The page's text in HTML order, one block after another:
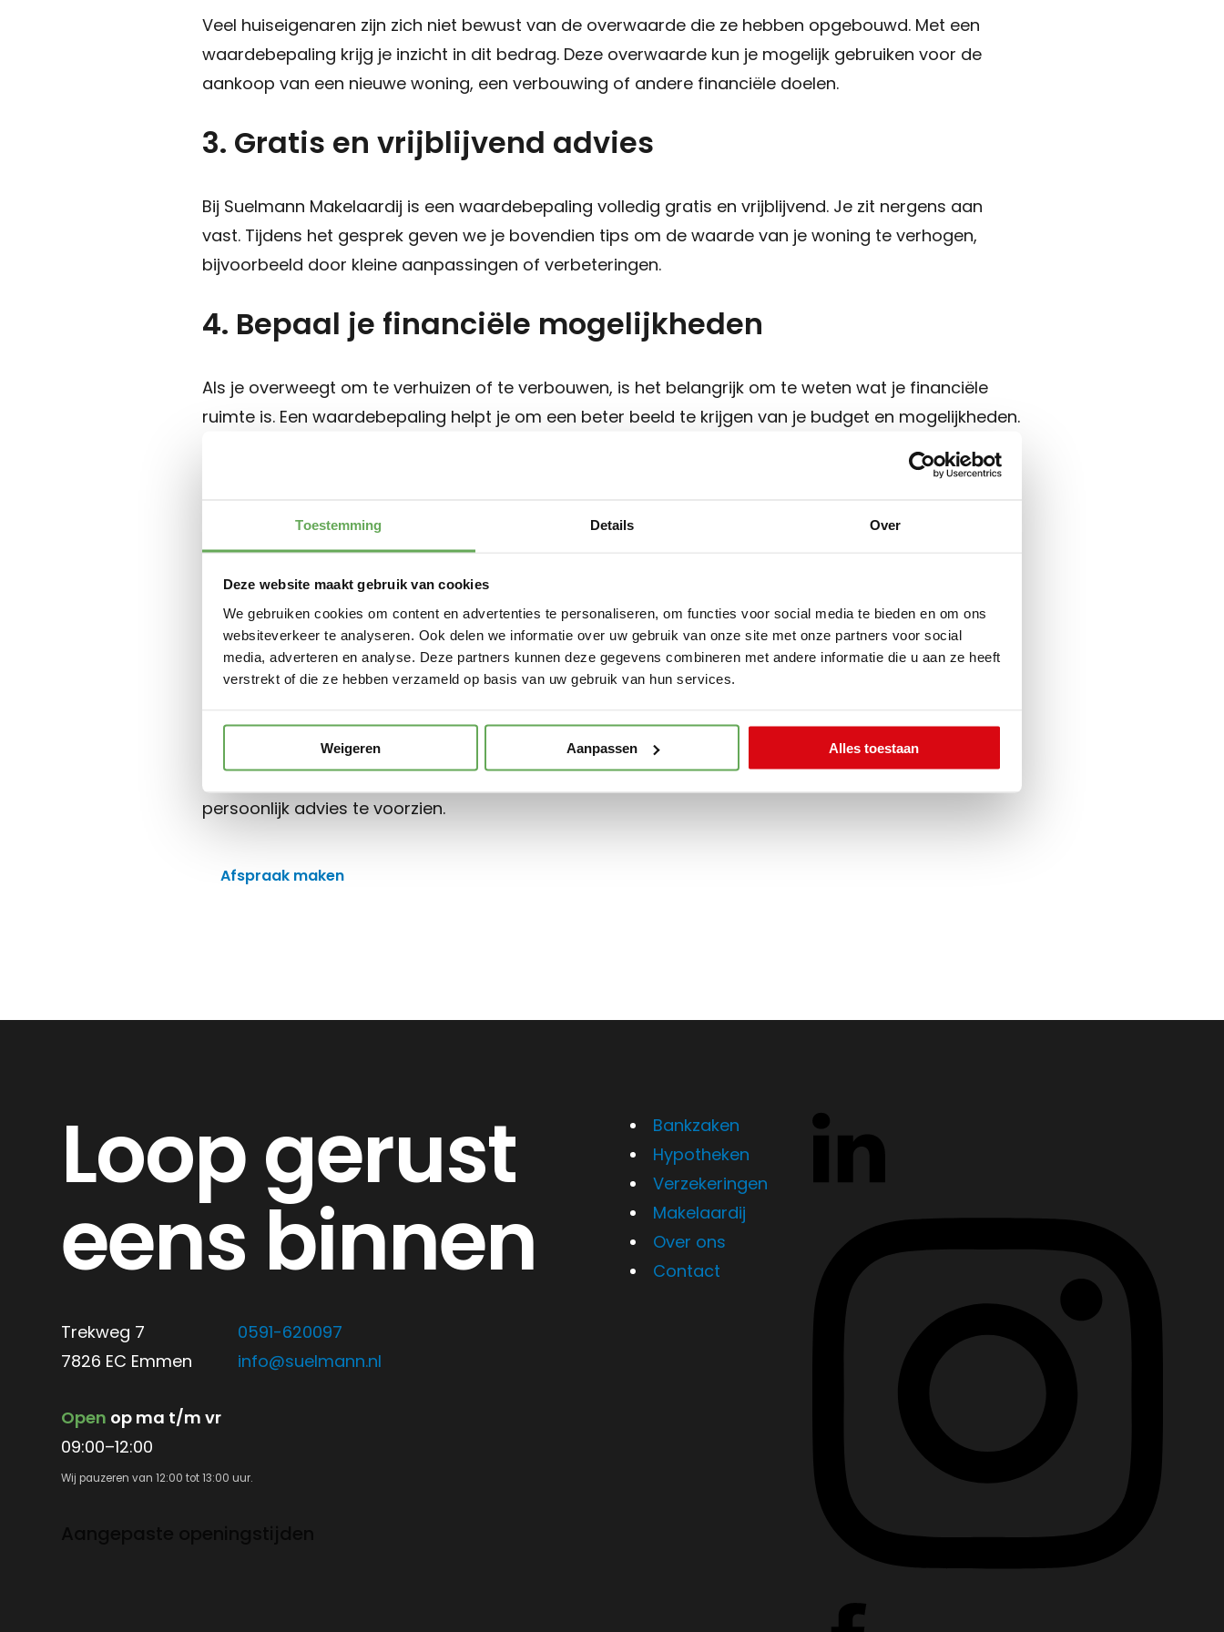
Toestemming Details Over
Deze website maakt gebruik van cookies
We gebruiken cookies om content en advertenties te personaliseren, om functies voor social media te bieden en om ons
websiteverkeer te analyseren. Ook delen we informatie over uw gebruik van onze site met onze partners voor social
media, adverteren en analyse. Deze partners kunnen deze gegevens combineren met andere informatie die u aan ze heeft
verstrekt of die ze hebben verzameld op basis van uw gebruik van hun services.
Weigeren Aanpassen Alles toestaan
Veel huiseigenaren zijn zich niet bewust van de overwaarde die ze hebben opgebouwd. Met een
waardebepaling krijg je inzicht in dit bedrag. Deze overwaarde kun je mogelijk gebruiken voor de
aankoop van een nieuwe woning, een verbouwing of andere financiële doelen.
3. Gratis en vrijblijvend advies
Bij Suelmann Makelaardij is een waardebepaling volledig gratis en vrijblijvend. Je zit nergens aan
vast. Tijdens het gesprek geven we je bovendien tips om de waarde van je woning te verhogen,
bijvoorbeeld door kleine aanpassingen of verbeteringen.
4. Bepaal je financiële mogelijkheden
Als je overweegt om te verhuizen of te verbouwen, is het belangrijk om te weten wat je financiële
ruimte is. Een waardebepaling helpt je om een beter beeld te krijgen van je budget en mogelijkheden.
hoe we werken, welke inzichten we bieden en of er een klik is. Mocht je in de toekomst besluiten je
woning te verkopen, dan weet je al wat je aan ons hebt.
Vraag nu jouw gratis waardebepaling aan
Ben je benieuwd naar de waarde van jouw woning? Neem dan contact met ons op voor een gratis
en vrijblijvende waardebepaling. We komen graag bij je langs om je woning te bekijken en je van
persoonlijk advies te voorzien.
Afspraak maken
Loop gerust
eens binnen
Trekweg 7
7826 EC Emmen
0591-620097
info@suelmann.nl
Open op ma t/m vr
09:00–12:00
Wij pauzeren van 12:00 tot 13:00 uur.
Bankzaken
Hypotheken
Verzekeringen
Makelaardij
Over ons
Contact
Woning verkopen
Woning kopen
Over ons
Afspraak maken
Vacature
Sluiten